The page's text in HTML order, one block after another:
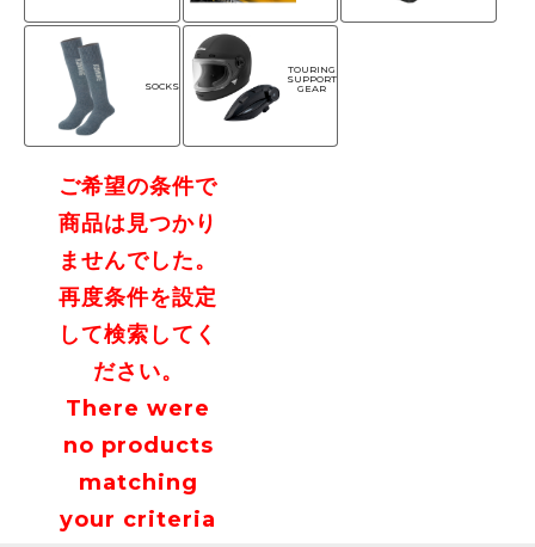
SOCKS
TOURING
SUPPORT
GEAR
ご希望の条件で
商品は見つかり
ませんでした。
再度条件を設定
して検索してく
ださい。
There were
no products
matching
your criteria